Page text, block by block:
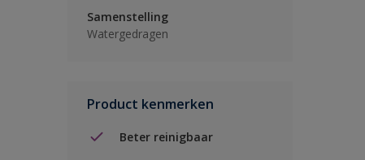
Samenstelling
Watergedragen
Product kenmerken
Beter reinigbaar